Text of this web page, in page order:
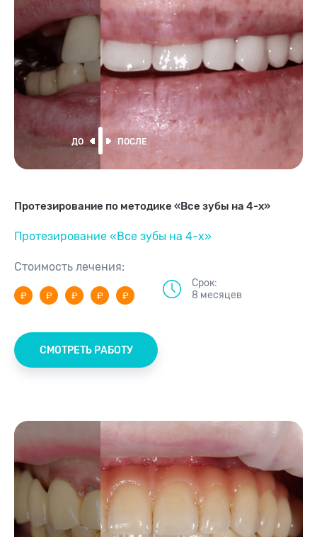
Протезирование по методике «Все зубы на 4-х»
Протезирование «Все зубы на 4-х»
Стоимость лечения:
Срок:
8 месяцев
СМОТРЕТЬ РАБОТУ